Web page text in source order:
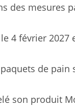
des mesures
4 février
de
son produit